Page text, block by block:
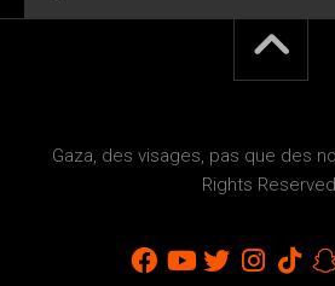
Gaza, des visages, pas que des
Rights